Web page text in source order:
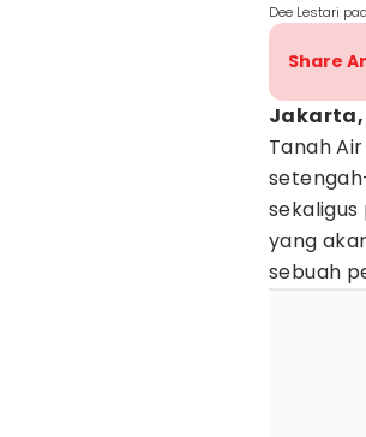
Dee Lestari
Share
Jakarta,
Tanah
yang
sebuah